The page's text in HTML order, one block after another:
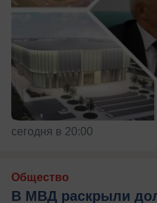
сегодня в 20:00
Общество
В МВД раскрыли